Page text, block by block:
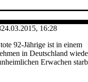
24.03.2015, 16:28
92-Jährige ist in einem
in Deutschland
Erwachen